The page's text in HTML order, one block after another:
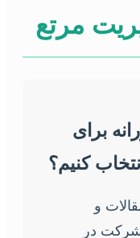
مرتع
برای
کنیم؟
و
شرکت در